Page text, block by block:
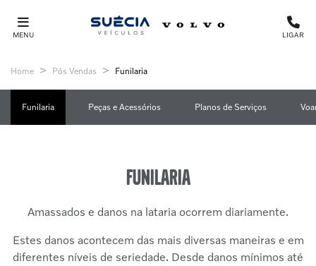
MENU LIGAR
Home Pós Vendas Funilaria
Peças e Acessórios Planos de Serviços
Funilaria
Funilaria
Amassados e danos na lataria ocorrem diariamente.
Estes danos acontecem das mais diversas maneiras e em
diferentes níveis de seriedade. Desde danos mínimos até